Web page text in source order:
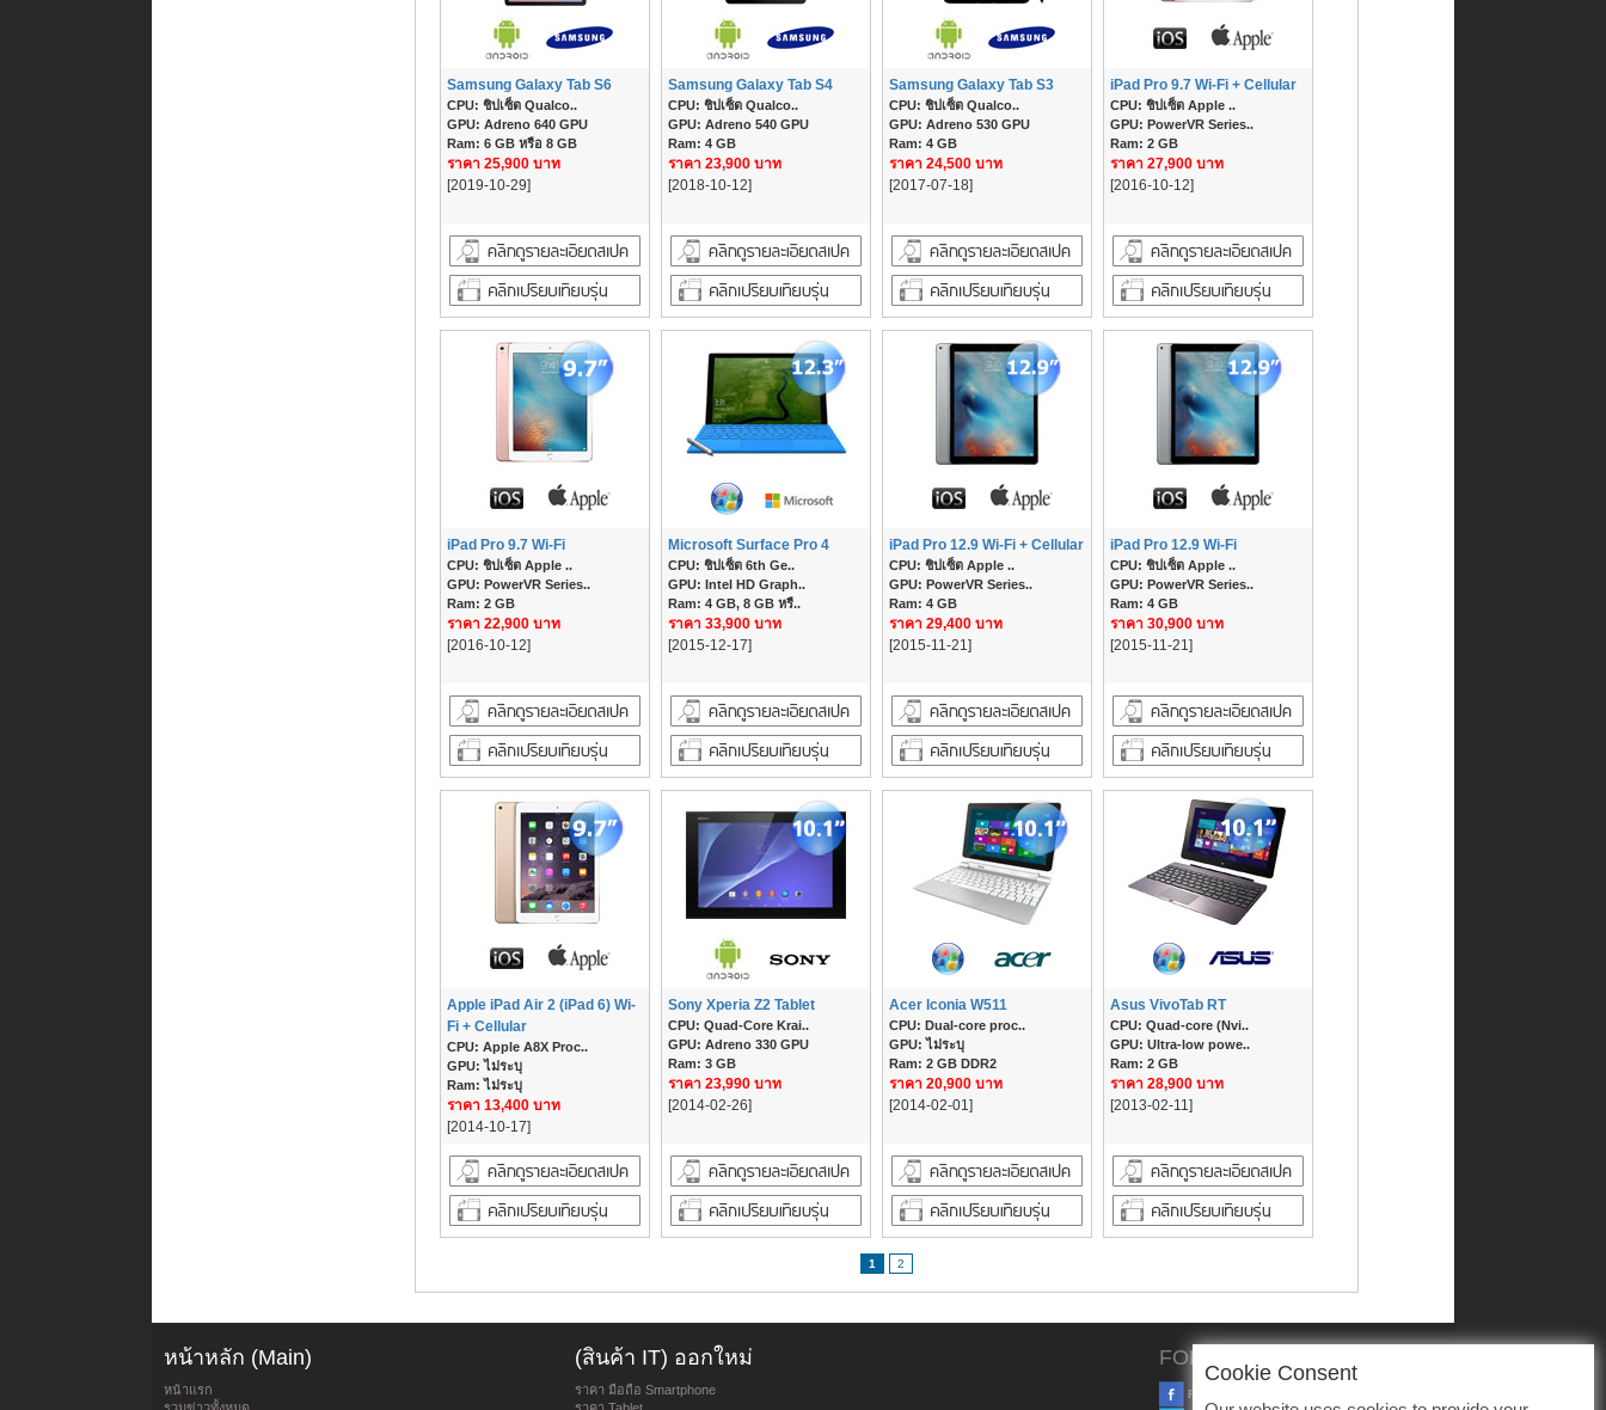
Samsung Galaxy Tab S6
CPU: ชิปเซ็ต Qualco..
GPU: Adreno 640 GPU
Ram: 6 GB หรือ 8 GB
ราคา 25,900 บาท
[2019-10-29]
Samsung Galaxy Tab S4
CPU: ชิปเซ็ต Qualco..
GPU: Adreno 540 GPU
Ram: 4 GB
ราคา 23,900 บาท
[2018-10-12]
Samsung Galaxy Tab S3
CPU: ชิปเซ็ต Qualco..
GPU: Adreno 530 GPU
Ram: 4 GB
ราคา 24,500 บาท
[2017-07-18]
iPad Pro 9.7 Wi-Fi + Cellular
CPU: ชิปเซ็ต Apple ..
GPU: PowerVR Series..
Ram: 2 GB
ราคา 27,900 บาท
[2016-10-12]
iPad Pro 9.7 Wi-Fi
CPU: ชิปเซ็ต Apple ..
GPU: PowerVR Series..
Ram: 2 GB
ราคา 22,900 บาท
[2016-10-12]
Microsoft Surface Pro 4
CPU: ชิปเซ็ต 6th Ge..
GPU: Intel HD Graph..
Ram: 4 GB, 8 GB หรื..
ราคา 33,900 บาท
[2015-12-17]
iPad Pro 12.9 Wi-Fi + Cellular
CPU: ชิปเซ็ต Apple ..
GPU: PowerVR Series..
Ram: 4 GB
ราคา 29,400 บาท
[2015-11-21]
iPad Pro 12.9 Wi-Fi
CPU: ชิปเซ็ต Apple ..
GPU: PowerVR Series..
Ram: 4 GB
ราคา 30,900 บาท
[2015-11-21]
Apple iPad Air 2 (iPad 6) Wi-
Fi + Cellular
CPU: Apple A8X Proc..
GPU: ไม่ระบุ
Ram: ไม่ระบุ
ราคา 13,400 บาท
[2014-10-17]
Sony Xperia Z2 Tablet
CPU: Quad-Core Krai..
GPU: Adreno 330 GPU
Ram: 3 GB
ราคา 23,990 บาท
[2014-02-26]
Acer Iconia W511
CPU: Dual-core proc..
GPU: ไม่ระบุ
Ram: 2 GB DDR2
ราคา 20,900 บาท
[2014-02-01]
Asus VivoTab RT
CPU: Quad-core (Nvi..
GPU: Ultra-low powe..
Ram: 2 GB
ราคา 28,900 บาท
[2013-02-11]
1 2
หน้าหลัก (Main)
หน้าแรก
(สินค้า IT) ออกใหม่
ราคา มือถือ Smartphone
FOLLOW US
FACEBOOK
Cookie Consent